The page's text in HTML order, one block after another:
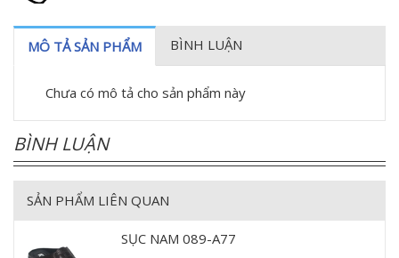
MÔ TẢ SẢN PHẨM BÌNH LUẬN
Chưa có mô tả cho sản phẩm này
BÌNH LUẬN
SẢN PHẨM LIÊN QUAN
SỤC NAM 089-A77